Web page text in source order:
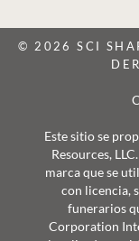
© 2026 SCI
Este sitio se
Resources,
marca que se
con licencia,
funerarios
Corporation